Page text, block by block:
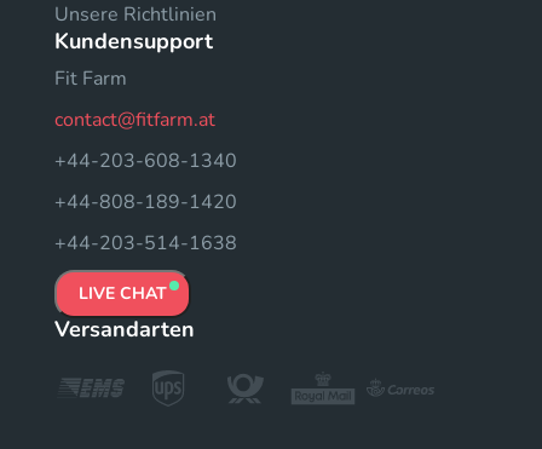
Unsere Richtlinien
Kundensupport
Fit Farm
contact@fitfarm.at
+44-203-608-1340
+44-808-189-1420
+44-203-514-1638
LIVE CHAT
Versandarten